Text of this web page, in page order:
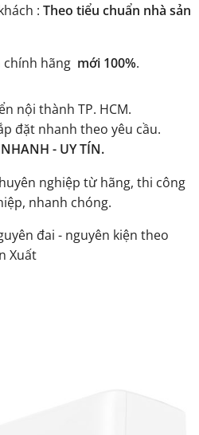
: Theo tiểu chuẩn nhà sản
chính hãng mới 100%.
nội thành TP. HCM.
đặt nhanh theo yêu cầu.
- UY TÍN.
nghiệp từ hãng, thi công
nhanh chóng.
đai - nguyên kiện theo
Xuất